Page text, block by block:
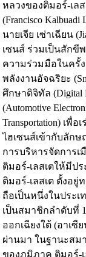
หลวงของติมอร์-เล
(Francisco
นายเจีย เซ่าเฉียน
เซนส์ ร่วมเป็นสักขี
ความร่วมมือในครั้
พลังงานอัจฉริยะ
ศึกษาดิจิทัล (Digital
(Automotive
Transportation) เ
ไฮเซนส์เข้ากับลัก
การบริหารจัดการ
ติมอร์-เลสเตให้มีป
ติมอร์-เลสเต ตั้งอยู่
ถือเป็นหนึ่งในประเ
เป็นสมาชิกลำดับที่
ออกเฉียงใต้ (อาเซี
ผ่านมา ในฐานะส
ของภูมิภาค ติมอร์-เ